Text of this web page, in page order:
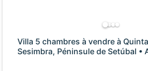
Villa 5 chambres à vendre à
Sesimbra, Péninsule de Setúbal •